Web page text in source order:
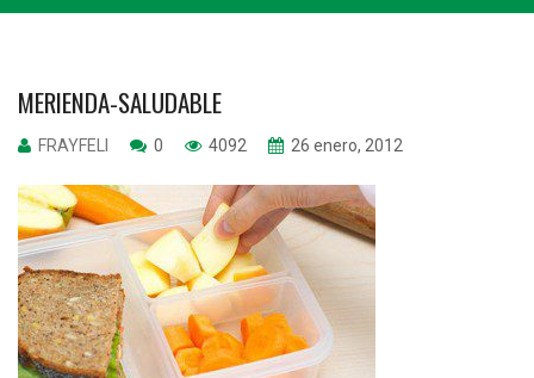
MERIENDA-SALUDABLE
FRAYFELI 0 4092 26 enero, 2012